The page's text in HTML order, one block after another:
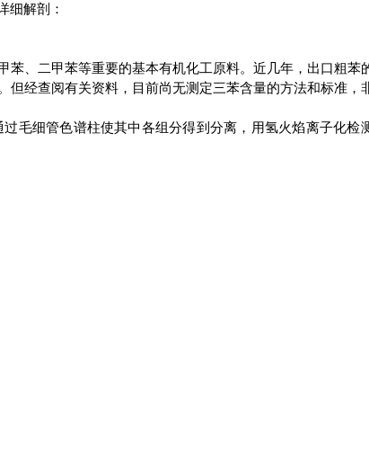
细解剖：
、二甲苯等重要的基本有机化工原料。近几年，出口粗苯
经查阅有关资料，目前尚无测定三苯含量的方法和标准，
毛细管色谱柱使其中各组分得到分离，用氢火焰离子化检